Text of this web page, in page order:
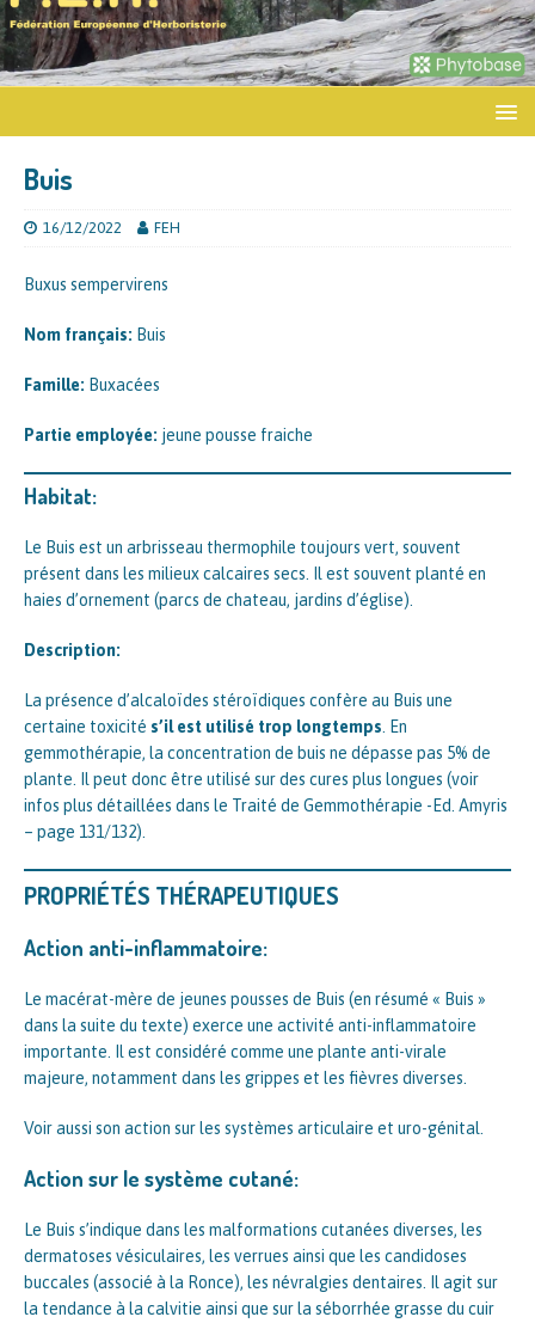
Buis
16/12/2022 FEH
Buxus sempervirens
Nom français: Buis
Famille: Buxacées
Partie employée: jeune pousse fraiche
Habitat:
Le Buis est un arbrisseau thermophile toujours vert, souvent
présent dans les milieux calcaires secs. Il est souvent planté en
haies d’ornement (parcs de chateau, jardins d’église).
Description:
La présence d’alcaloïdes stéroïdiques confère au Buis une
certaine toxicité s’il est utilisé trop longtemps . En
gemmothérapie, la concentration de buis ne dépasse pas 5% de
plante. Il peut donc être utilisé sur des cures plus longues (voir
infos plus détaillées dans le Traité de Gemmothérapie -Ed. Amyris
– page 131/132).
PROPRIÉTÉS THÉRAPEUTIQUES
Action anti-inflammatoire:
Le macérat-mère de jeunes pousses de Buis (en résumé « Buis »
dans la suite du texte) exerce une activité anti-inflammatoire
importante. Il est considéré comme une plante anti-virale
majeure, notamment dans les grippes et les fièvres diverses.
Voir aussi son action sur les systèmes articulaire et uro-génital.
Action sur le système cutané:
Le Buis s’indique dans les malformations cutanées diverses, les
dermatoses vésiculaires, les verrues ainsi que les candidoses
buccales (associé à la Ronce), les névralgies dentaires. Il agit sur
la tendance à la calvitie ainsi que sur la séborrhée grasse du cuir